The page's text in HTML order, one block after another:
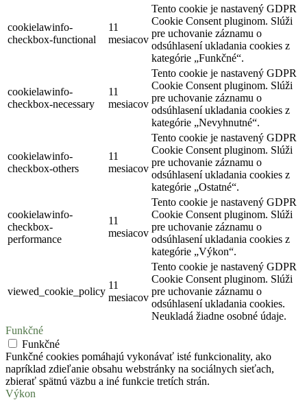
cookielawinfo-
checkbox-functional
11
mesiacov
Tento cookie je nastavený GDPR
Cookie Consent pluginom. Slúži
pre uchovanie záznamu o
odsúhlasení ukladania cookies z
kategórie „Funkčné“.
cookielawinfo-
checkbox-necessary
11
mesiacov
Tento cookie je nastavený GDPR
Cookie Consent pluginom. Slúži
pre uchovanie záznamu o
odsúhlasení ukladania cookies z
kategórie „Nevyhnutné“.
cookielawinfo-
checkbox-others
11
mesiacov
Tento cookie je nastavený GDPR
Cookie Consent pluginom. Slúži
pre uchovanie záznamu o
odsúhlasení ukladania cookies z
kategórie „Ostatné“.
cookielawinfo-
checkbox-
performance
11
mesiacov
Tento cookie je nastavený GDPR
Cookie Consent pluginom. Slúži
pre uchovanie záznamu o
odsúhlasení ukladania cookies z
kategórie „Výkon“.
viewed_cookie_policy
11
mesiacov
Tento cookie je nastavený GDPR
Cookie Consent pluginom. Slúži
pre uchovanie záznamu o
odsúhlasení ukladania cookies.
Neukladá žiadne osobné údaje.
Funkčné
Funkčné
Funkčné cookies pomáhajú vykonávať isté funkcionality, ako
napríklad zdieľanie obsahu webstránky na sociálnych sieťach,
zbierať spätnú väzbu a iné funkcie tretích strán.
Výkon